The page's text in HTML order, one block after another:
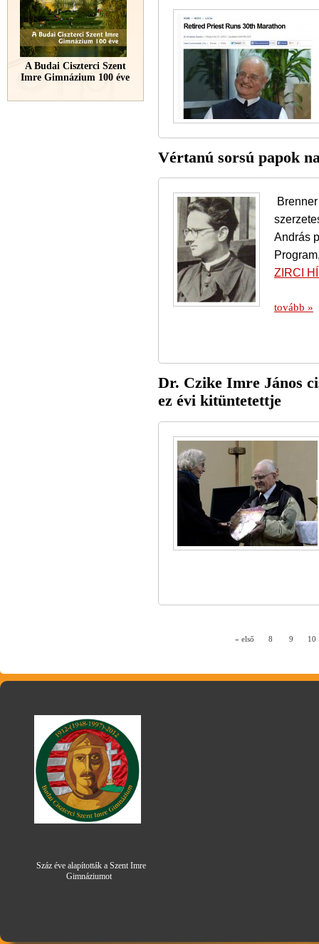
A Budai Ciszterci Szent
Imre Gimnázium 100 éve
Vértanú sorsú papok
András
ZIRCI
tovább »
Dr. Czike Imre János
ez évi kitüntetettje
« első 8 9 10
Száz éve alapították a Szent Imre
Gimnáziumot